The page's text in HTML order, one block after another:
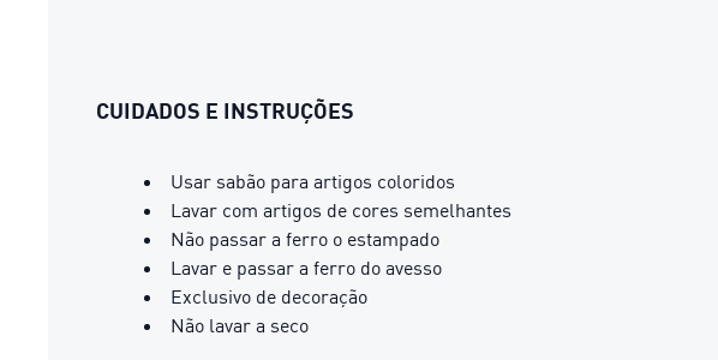
CUIDADOS E INSTRUÇÕES
Usar sabão para artigos coloridos
Lavar com artigos de cores semelhantes
Não passar a ferro o estampado
Lavar e passar a ferro do avesso
Exclusivo de decoração
Não lavar a seco